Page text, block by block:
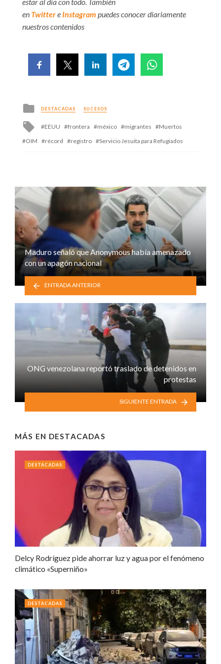
en Twittere Instagram puedes conocer diariamente
nuestros contenidos
Posted
in
DESTACADAS SUCESOS
Tagged
EEUU frontera méxico migrantes
Muertos
OIM
récord registro Servicio Jesuita para Refugiados
Maduro señaló que Anonymous había amenazado
con un apagón nacional
ENTRADA ANTERIOR
ONG venezolana reportó traslado de detenidos en
protestas
SIGUIENTE ENTRADA
MÁS EN DESTACADAS
Delcy Rodríguez pide ahorrar luz y agua por el fenómeno
climático «Superniño»
DESTACADAS
DESTACADAS